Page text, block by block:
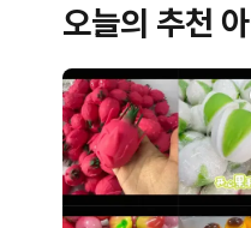
오늘의 추천